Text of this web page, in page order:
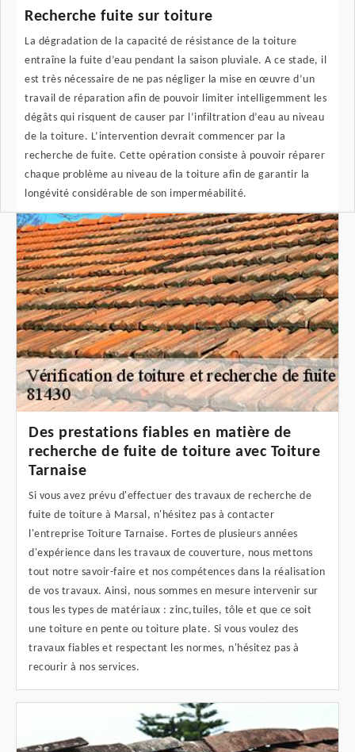
Recherche fuite sur toiture
La dégradation de la capacité de résistance de la toiture
entraîne la fuite d’eau pendant la saison pluviale. A ce stade, il
est très nécessaire de ne pas négliger la mise en œuvre d’un
travail de réparation afin de pouvoir limiter intelligemment les
dégâts qui risquent de causer par l’infiltration d’eau au niveau
de la toiture. L’intervention devrait commencer par la
recherche de fuite. Cette opération consiste à pouvoir réparer
chaque problème au niveau de la toiture afin de garantir la
longévité considérable de son imperméabilité.
Des prestations fiables en matière de
recherche de fuite de toiture avec Toiture
Tarnaise
Si vous avez prévu d'effectuer des travaux de recherche de
fuite de toiture à Marsal, n'hésitez pas à contacter
l'entreprise Toiture Tarnaise. Fortes de plusieurs années
d'expérience dans les travaux de couverture, nous mettons
tout notre savoir-faire et nos compétences dans la réalisation
de vos travaux. Ainsi, nous sommes en mesure intervenir sur
tous les types de matériaux : zinc,tuiles, tôle et que ce soit
une toiture en pente ou toiture plate. Si vous voulez des
travaux fiables et respectant les normes, n'hésitez pas à
recourir à nos services.